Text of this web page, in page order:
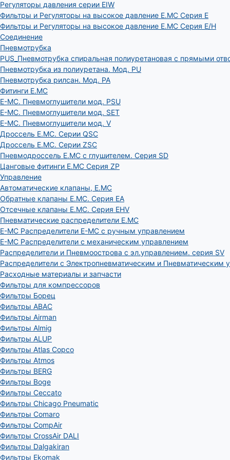
Регуляторы давления серии EIW
Фильтры и Регуляторы на высокое давление E.MC Серия E
Фильтры и Регуляторы на высокое давление E.MC Серия E/H
Соединение
Пневмотрубка
PUS_Пневмотрубка спиральная полиуретановая с прямыми
Пневмотрубка из полиуретана. Мод. РU
Пневмотрубка рилсан. Мод. PA
Фитинги E.MC
E-MC. Пневмоглушители мод. PSU
E-MC. Пневмоглушители мод. SET
E-MC. Пневмоглушители мод. V
Дроссель E.MC. Серии QSC
Дроссель E.MC. Серии ZSC
Пневмодроссель E.MC с глушителем. Серия SD
Цанговые фитинги E.MC Серия ZP
Управление
Автоматические клапаны, Е.МС
Обратные клапаны E.MC. Серия EA
Отсечные клапаны E.MC. Серия EHV
Пневматические распределители E.MC
E-MC Распределители E-MC с ручным управлением
E-MC Распределители с механическим управлением
Распределители и Пневмоострова с эл.управлением. серия SV
Распределители с Электропневматическим и Пневматическим
Расходные материалы и запчасти
Фильтры для компрессоров
Фильтры Борец
Фильтры ABAC
Фильтры Airman
Фильтры Almig
Фильтры ALUP
Фильтры Atlas Copco
Фильтры Atmos
Фильтры BERG
Фильтры Boge
Фильтры Ceccato
Фильтры Chicago Pneumatic
Фильтры Comaro
Фильтры CompAir
Фильтры CrossAir DALI
Фильтры Dalgakiran
Фильтры Ekomak